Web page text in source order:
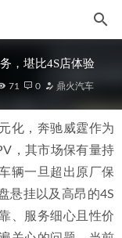
，堪比4S店体验
71 0 鼎火汽车
化，奔驰威霆作为
，其市场保有量持
辆一旦超出原厂保
悬挂以及高昂的4S
、服务细心且性价
修服务深度解析